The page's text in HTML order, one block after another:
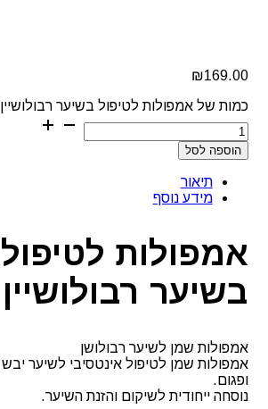
₪169.00
כמות של אמפולות לטיפול בשיער רבולושיין
הוספה לסל
תיאור
מידע נוסף
אמפולות לטיפול
בשיער רבולושיין
אמפולות שמן לשיער רבולושן
אמפולות שמן לטיפול אינטסיבי לשיער יבש
ופגום.
נוסחה ייחודית לשיקום והזנת השיער.